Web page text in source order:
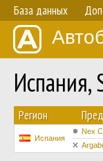
База данных
Регион
Испания
Nex